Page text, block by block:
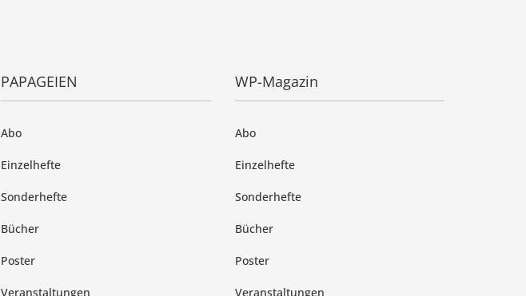
PAPAGEIEN
Abo
Einzelhefte
Sonderhefte
Bücher
Poster
Veranstaltungen
WP-Magazin
Abo
Einzelhefte
Sonderhefte
Bücher
Poster
Veranstaltungen